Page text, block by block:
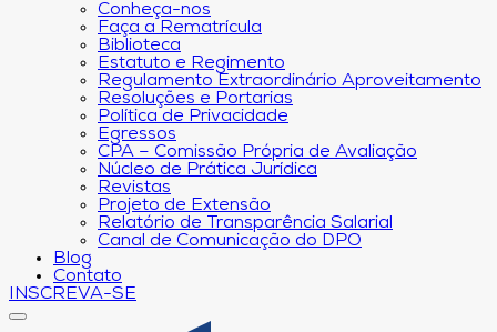
Conheça-nos
Faça a Rematrícula
Biblioteca
Estatuto e Regimento
Regulamento Extraordinário Aproveitamento
Resoluções e Portarias
Política de Privacidade
Egressos
CPA – Comissão Própria de Avaliação
Núcleo de Prática Jurídica
Revistas
Projeto de Extensão
Relatório de Transparência Salarial
Canal de Comunicação do DPO
Blog
Contato
INSCREVA-SE